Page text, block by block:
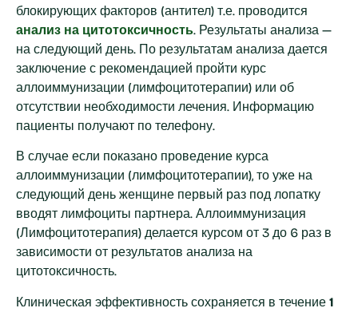
блокирующих факторов (антител) т.е. проводится
анализ на цитотоксичность. Результаты анализа —
на следующий день. По результатам анализа дается
заключение с рекомендацией пройти курс
аллоиммунизации (лимфоцитотерапии) или об
отсутствии необходимости лечения. Информацию
пациенты получают по телефону.
В случае если показано проведение курса
аллоиммунизации (лимфоцитотерапии), то уже на
следующий день женщине первый раз под лопатку
вводят лимфоциты партнера. Аллоиммунизация
(Лимфоцитотерапия) делается курсом от 3 до 6 раз в
зависимости от результатов анализа на
цитотоксичность.
Клиническая эффективность сохраняется в течение 1